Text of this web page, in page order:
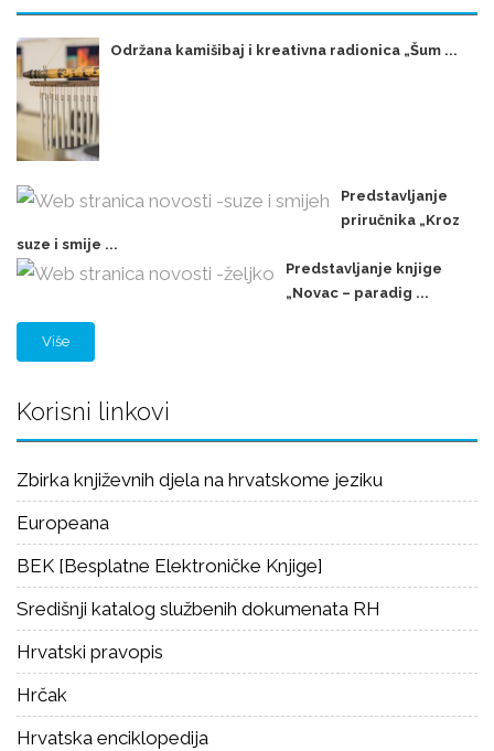
Održana kamišibaj i kreativna radionica „Šum ...
Predstavljanje
priručnika „Kroz
suze i smije ...
Predstavljanje knjige
„Novac – paradig ...
Više
Korisni linkovi
Zbirka književnih djela na hrvatskome jeziku
Europeana
BEK [Besplatne Elektroničke Knjige]
Središnji katalog službenih dokumenata RH
Hrvatski pravopis
Hrčak
Hrvatska enciklopedija